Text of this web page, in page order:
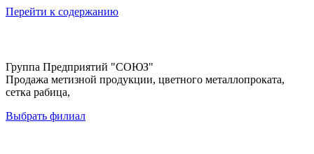
Перейти к содержанию
Группа Предприятий "СОЮЗ"
Продажа метизной продукции, цветного металлопроката,
сетка рабица,
Выбрать филиал